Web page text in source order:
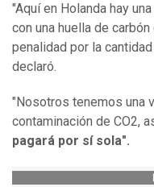
"Aquí en Holanda hay
con una huella de
penalidad por la
declaró.
"Nosotros tenemos una
contaminación de CO2,
pagará por sí sola".